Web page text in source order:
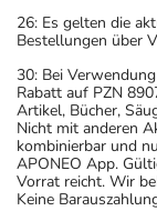
26: Es gelten die
Bestellungen über
30: Bei
Rabatt auf PZN
Artikel, Bücher,
Nicht mit anderen
kombinierbar und
APONEO App.
Vorrat reicht. Wir
Keine